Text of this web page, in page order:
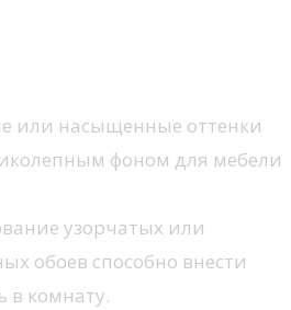
или насыщенные оттенки
фоном для мебели
узорчатых или
обоев способно внести
в комнату.